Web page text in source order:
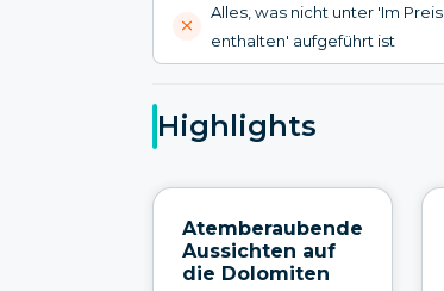
Alles, was nicht unter 'Im Preis
enthalten' aufgeführt ist
Highlights
Atemberaubende
Aussichten auf
die Dolomiten